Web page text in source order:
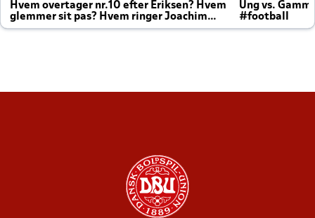
Hvem overtager nr.10 efter Eriksen? Hvem
glemmer sit pas? Hvem ringer Joachim
altid til efter kampe?
Ung vs.
#football